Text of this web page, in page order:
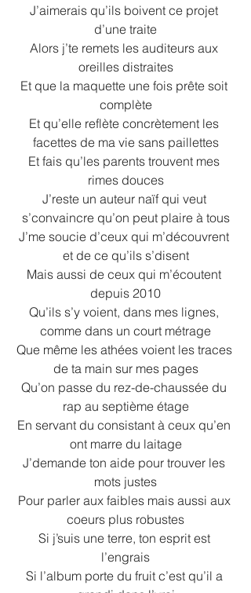
J’aimerais qu’ils boivent ce projet
d’une traite
Alors j’te remets les auditeurs aux
oreilles distraites
Et que la maquette une fois prête soit
complète
Et qu’elle reflète concrètement les
facettes de ma vie sans paillettes
Et fais qu’les parents trouvent mes
rimes douces
J’reste un auteur naïf qui veut
s’convaincre qu’on peut plaire à tous
J’me soucie d’ceux qui m’découvrent
et de ce qu’ils s’disent
Mais aussi de ceux qui m’écoutent
depuis 2010
Qu’ils s’y voient, dans mes lignes,
comme dans un court métrage
Que même les athées voient les traces
de ta main sur mes pages
Qu’on passe du rez-de-chaussée du
rap au septième étage
En servant du consistant à ceux qu’en
ont marre du laitage
J’demande ton aide pour trouver les
mots justes
Pour parler aux faibles mais aussi aux
coeurs plus robustes
Si j’suis une terre, ton esprit est
l’engrais
Si l’album porte du fruit c’est qu’il a